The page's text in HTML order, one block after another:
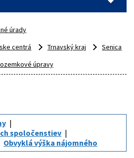
úrady
centrá
Trnavský kraj
Senica
úpravy
spoločenstiev
Obvyklá výška nájomného